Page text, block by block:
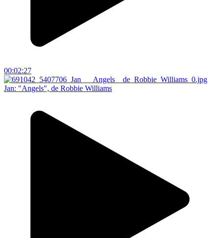
00:02:27
Jan: "Angels", de Robbie Williams